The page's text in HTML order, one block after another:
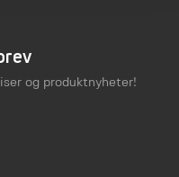
og produktnyheter!